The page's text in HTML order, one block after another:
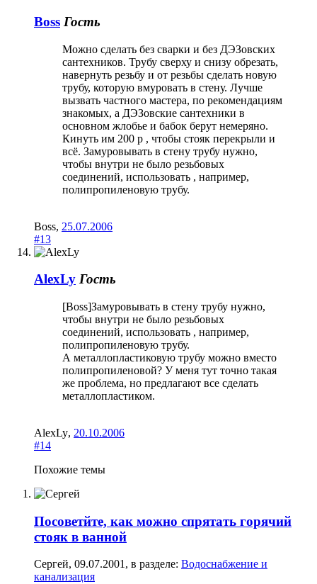
Boss Гость
Можно сделать без сварки и без ДЭЗовских
сантехников. Трубу сверху и снизу обрезать,
навернуть резьбу и от резьбы сделать новую
трубу, которую вмуровать в стену. Лучше
вызвать частного мастера, по рекомендациям
знакомых, а ДЭЗовские сантехники в
основном жлобье и бабок берут немеряно.
Кинуть им 200 р , чтобы стояк перекрыли и
всё. Замуровывать в стену трубу нужно,
чтобы внутри не было резьбовых
соединений, использовать , например,
полипропиленовую трубу.
Boss, 25.07.2006
#13
AlexLy Гость
[Boss]Замуровывать в стену трубу нужно,
чтобы внутри не было резьбовых
соединений, использовать , например,
полипропиленовую трубу.
А металлопластиковую трубу можно вместо
полипропиленовой? У меня тут точно такая
же проблема, но предлагают все сделать
металлопластиком.
AlexLy, 20.10.2006
#14
Похожие темы
Посоветйте, как можно спрятать горячий
стояк в ванной
Сергей, 09.07.2001, в разделе: Водоснабжение и
канализация